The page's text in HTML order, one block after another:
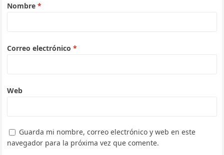
Nombre*
Correo electrónico*
Web
Guarda mi nombre, correo electrónico y web en este
navegador para la próxima vez que comente.